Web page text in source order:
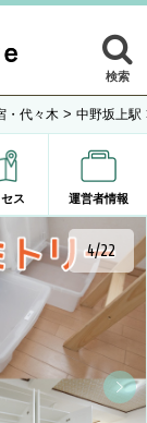
検索
・代々木 > 中野坂上駅
ス 運営者情報
4/22